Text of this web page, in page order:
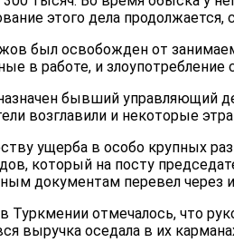
этого дела продолжается,
был освобожден от
в работе, и
бывший управляющий
возглавили и некоторые
ущерба в особо крупных
который на посту
документам перевел через
Туркмении отмечалось, что
выручка оседала в их